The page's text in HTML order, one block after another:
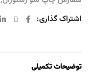
اشتراک گذاری:
توضیحات تکمیلی